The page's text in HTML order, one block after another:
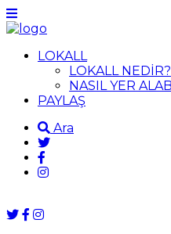
LOKALL
LOKALL NEDİR?
NASIL YER
PAYLAŞ
Ara